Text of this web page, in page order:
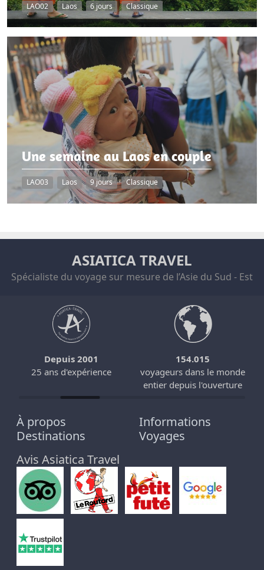
LAO02 Laos 6 jours Classique
Une semaine au Laos en couple
LAO03 Laos 9 jours Classique
ASIATICA TRAVEL
Spécialiste du voyage sur mesure de l’Asie du Sud - Est
Depuis 2001
25 ans d'expérience
154.015
voyageurs dans le monde
entier depuis l'ouverture
À propos
Informations
Destinations
Voyages
Avis Asiatica Travel